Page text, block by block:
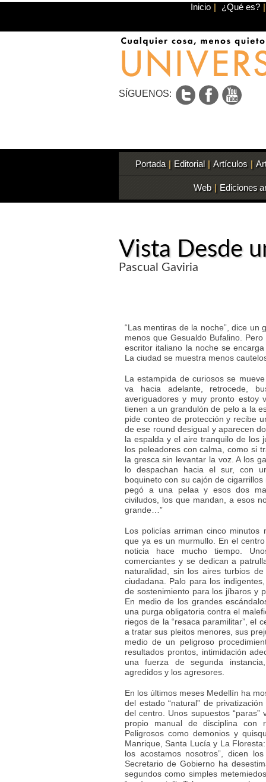
Inicio | ¿Qué es? |
SÍGUENOS:
Portada | Editorial | Artículos |
Web | Ediciones
Vista Desde
Pascual Gaviria
“Las mentiras de la noche”, dice
menos que Gesualdo Bufalino.
escritor italiano la noche se
La ciudad se muestra menos
La estampida de curiosos se
va hacia adelante, retrocede,
averiguadores y muy pronto estoy
tienen a un grandulón de pelo a la
pide conteo de protección y recibe
de ese round desigual y aparecen
la espalda y el aire tranquilo de los
los peleadores con calma, como si
la gresca sin levantar la voz. A los
lo despachan hacia el sur, con
boquineto con su cajón de
pegó a una pelaa y esos dos
civiludos, los que mandan, a esos
grande…”
Los policías arriman cinco minutos
que ya es un murmullo. En el
noticia hace mucho tiempo.
comerciantes y se dedican a
naturalidad, sin los aires turbios
ciudadana. Palo para los
de sostenimiento para los jíbaros y
En medio de los grandes
una purga obligatoria contra el
riegos de la “resaca paramilitar”, el
a tratar sus pleitos menores, sus
medio de un peligroso
resultados prontos, intimidación
una fuerza de segunda
agredidos y los agresores.
En los últimos meses Medellín ha
del estado “natural” de
del centro. Unos supuestos
propio manual de disciplina con
Peligrosos como demonios y
Manrique, Santa Lucía y La
los acostamos nosotros”, dicen
Secretario de Gobierno ha
segundos como simples